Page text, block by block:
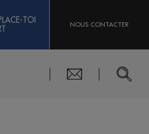
TOI
NOUS CONTACTER